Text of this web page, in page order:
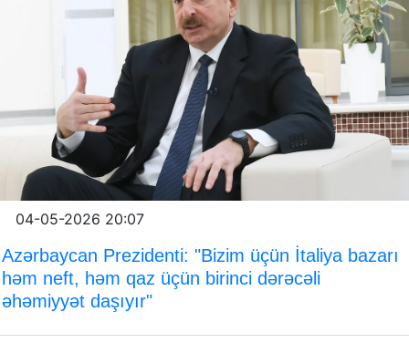
04-05-2026 20:07
Azərbaycan Prezidenti: "Bizim üçün İtaliya bazarı
həm neft, həm qaz üçün birinci dərəcəli
əhəmiyyət daşıyır"